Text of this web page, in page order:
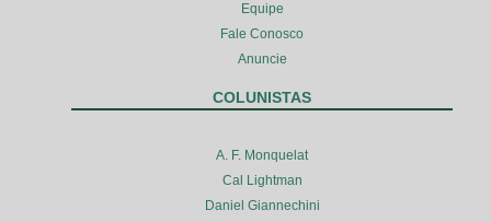
Equipe
Fale Conosco
Anuncie
COLUNISTAS
A. F. Monquelat
Cal Lightman
Daniel Giannechini